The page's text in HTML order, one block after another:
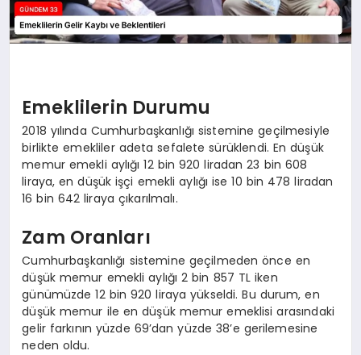
Emeklilerin Durumu
2018 yılında Cumhurbaşkanlığı sistemine geçilmesiyle
birlikte emekliler adeta sefalete sürüklendi. En düşük
memur emekli aylığı 12 bin 920 liradan 23 bin 608
liraya, en düşük işçi emekli aylığı ise 10 bin 478 liradan
16 bin 642 liraya çıkarılmalı.
Zam Oranları
Cumhurbaşkanlığı sistemine geçilmeden önce en
düşük memur emekli aylığı 2 bin 857 TL iken
günümüzde 12 bin 920 liraya yükseldi. Bu durum, en
düşük memur ile en düşük memur emeklisi arasındaki
gelir farkının yüzde 69’dan yüzde 38’e gerilemesine
neden oldu.